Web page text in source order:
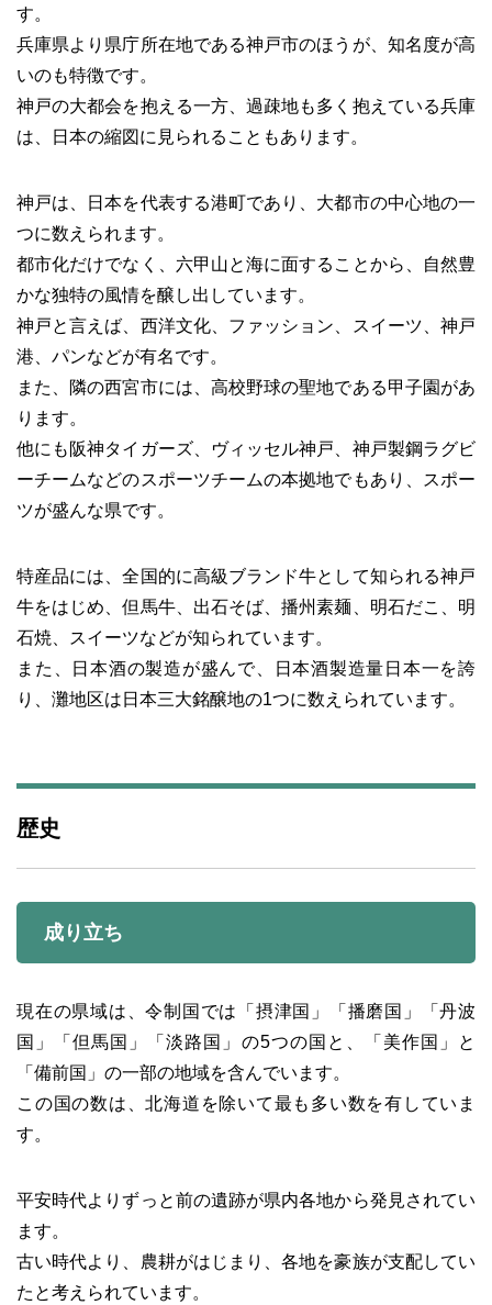
す。
兵庫県より県庁所在地である神戸市のほうが、知名度が高
いのも特徴です。
神戸の大都会を抱える一方、過疎地も多く抱えている兵庫
は、日本の縮図に見られることもあります。
神戸は、日本を代表する港町であり、大都市の中心地の一
つに数えられます。
都市化だけでなく、六甲山と海に面することから、自然豊
かな独特の風情を醸し出しています。
神戸と言えば、西洋文化、ファッション、スイーツ、神戸
港、パンなどが有名です。
また、隣の西宮市には、高校野球の聖地である甲子園があ
ります。
他にも阪神タイガーズ、ヴィッセル神戸、神戸製鋼ラグビ
ーチームなどのスポーツチームの本拠地でもあり、スポー
ツが盛んな県です。
特産品には、全国的に高級ブランド牛として知られる神戸
牛をはじめ、但馬牛、出石そば、播州素麺、明石だこ、明
石焼、スイーツなどが知られています。
また、日本酒の製造が盛んで、日本酒製造量日本一を誇
り、灘地区は日本三大銘醸地の1つに数えられています。
歴史
成り立ち
現在の県域は、令制国では「摂津国」「播磨国」「丹波
国」「但馬国」「淡路国」の5つの国と、「美作国」と
「備前国」の一部の地域を含んでいます。
この国の数は、北海道を除いて最も多い数を有していま
す。
平安時代よりずっと前の遺跡が県内各地から発見されてい
ます。
古い時代より、農耕がはじまり、各地を豪族が支配してい
たと考えられています。